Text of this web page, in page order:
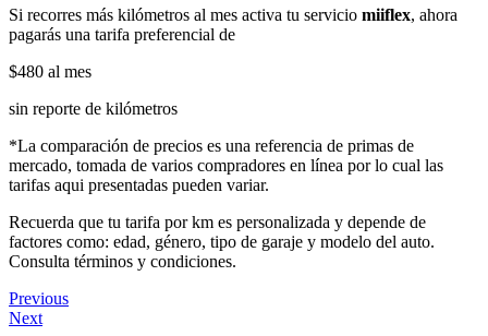
Si recorres más kilómetros al mes activa tu servicio miiflex, ahora
pagarás una tarifa preferencial de
$480 al mes
sin reporte de kilómetros
*La comparación de precios es una referencia de primas de
mercado, tomada de varios compradores en línea por lo cual las
tarifas aqui presentadas pueden variar.
Recuerda que tu tarifa por km es personalizada y depende de
factores como: edad, género, tipo de garaje y modelo del auto.
Consulta términos y condiciones.
Previous
Next